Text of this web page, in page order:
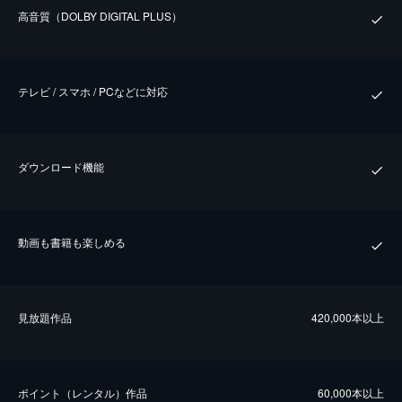
⾼⾳質（DOLBY DIGITAL PLUS）
テレビ / スマホ / PCなどに対応
ダウンロード機能
動画も書籍も楽しめる
⾒放題作品 420,000本以上
ポイント（レンタル）作品 60,000本以上